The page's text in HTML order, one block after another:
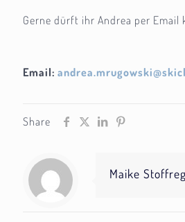
Gerne dürft ihr Andrea per Email
Email:
Share
Maike